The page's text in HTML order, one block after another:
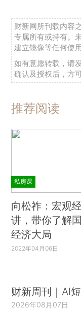
财新网所刊载内容
专属所有或持有。
建立镜像等任何使用
如有意愿转载，请
确认及授权后，方
推荐阅读
私房课
向松祚：宏观
讲，带你了解
经济大局
2022年04月06日
财新周刊｜AI
2026年08月07日